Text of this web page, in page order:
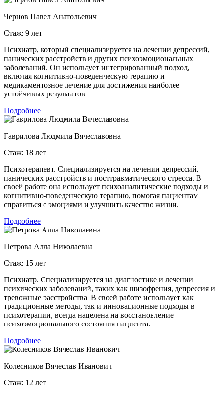
Чернов Павел Анатольевич
Стаж: 9 лет
Психиатр, который специализируется на лечении депрессий,
панических расстройств и других психоэмоциональных
заболеваний. Он использует интегрированный подход,
включая когнитивно-поведенческую терапию и
медикаментозное лечение для достижения наиболее
устойчивых результатов
Подробнее
Гаврилова Людмила Вячеславовна
Стаж: 18 лет
Психотерапевт. Специализируется на лечении депрессий,
панических расстройств и посттравматического стресса. В
своей работе она использует психоаналитические подходы и
когнитивно-поведенческую терапию, помогая пациентам
справиться с эмоциями и улучшить качество жизни.
Подробнее
Петрова Алла Николаевна
Стаж: 15 лет
Психиатр. Специализируется на диагностике и лечении
психических заболеваний, таких как шизофрения, депрессия и
тревожные расстройства. В своей работе использует как
традиционные методы, так и инновационные подходы в
психотерапии, всегда нацелена на восстановление
психоэмоционального состояния пациента.
Подробнее
Колесников Вячеслав Иванович
Стаж: 12 лет